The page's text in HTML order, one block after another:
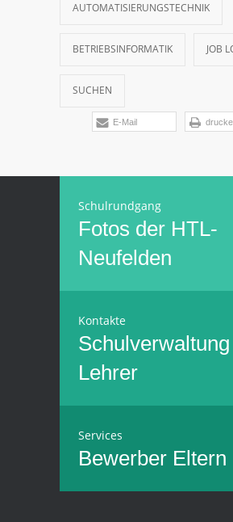
AUTOMATISIERUNGSTECHNIK
BETRIEBSINFORMATIK JOB
SUCHEN
E-Mail
Schulrundgang
Fotos der HTL-
Neufelden
Kontakte
Schulverwaltung
Lehrer
Services
Bewerber Eltern